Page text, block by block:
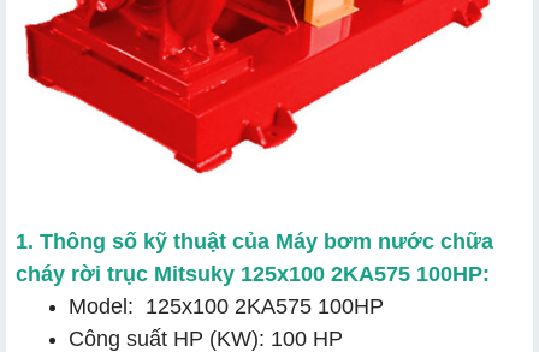
1. Thông số kỹ thuật của Máy bơm nước chữa
cháy rời trục Mitsuky 125x100 2KA575 100HP:
Model: 125x100 2KA575 100HP
Công suất HP (KW): 100 HP